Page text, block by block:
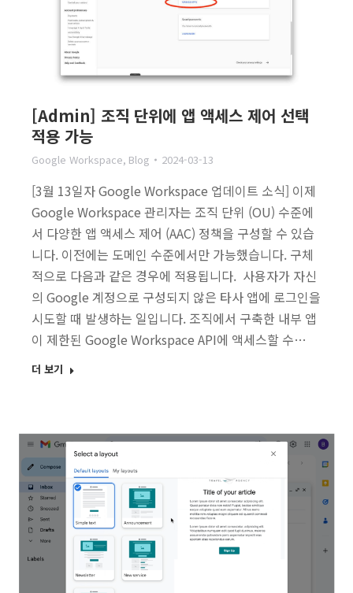
[Admin] 조직 단위에 앱 액세스 제어 선택
적용 가능
Google Workspace, Blog 2024-03-13
[3월 13일자 Google Workspace 업데이트 소식] 이제
Google Workspace 관리자는 조직 단위 (OU) 수준에
서 다양한 앱 액세스 제어 (AAC) 정책을 구성할 수 있습
니다. 이전에는 도메인 수준에서만 가능했습니다. 구체
적으로 다음과 같은 경우에 적용됩니다. 사용자가 자신
의 Google 계정으로 구성되지 않은 타사 앱에 로그인을
시도할 때 발생하는 일입니다. 조직에서 구축한 내부 앱
이 제한된 Google Workspace API에 액세스할 수…
더 보기